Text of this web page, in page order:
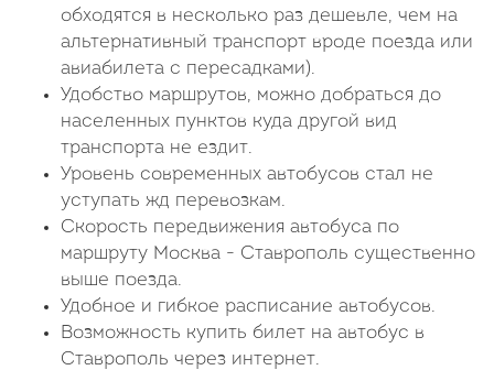
обходятся в несколько раз дешевле, чем на
альтернативный транспорт вроде поезда или
авиабилета с пересадками).
Удобство маршрутов, можно добраться до
населенных пунктов куда другой вид
транспорта не ездит.
Уровень современных автобусов стал не
уступать жд перевозкам.
Скорость передвижения автобуса по
маршруту Москва - Ставрополь существенно
выше поезда.
Удобное и гибкое расписание автобусов.
Возможность купить билет на автобус в
Ставрополь через интернет.